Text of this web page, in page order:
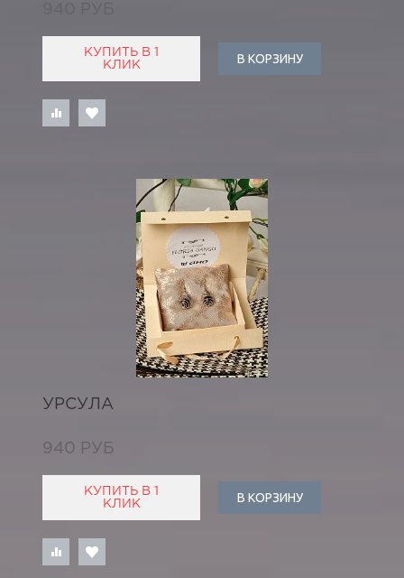
940 РУБ
КУПИТЬ В 1
КЛИК
В КОРЗИНУ
УРСУЛА
940 РУБ
КУПИТЬ В 1
КЛИК
В КОРЗИНУ